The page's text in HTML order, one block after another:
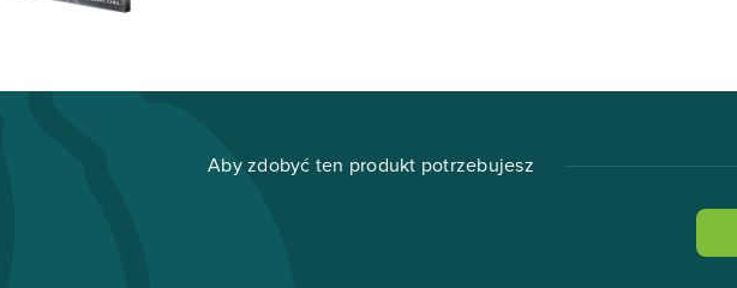
Aby zdobyć ten produkt potrzebujesz